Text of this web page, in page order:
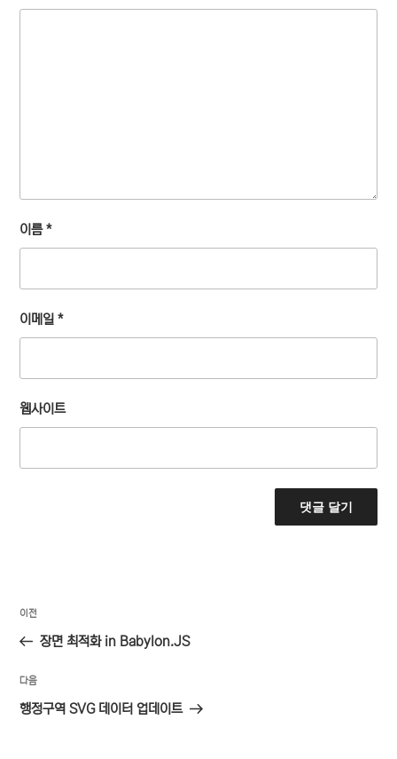
이름*
이메일*
웹사이트
글
색
이
전
이전
장면 최적화 in Babylon.JS
다
음
다음
행정구역 SVG 데이터 업데이트